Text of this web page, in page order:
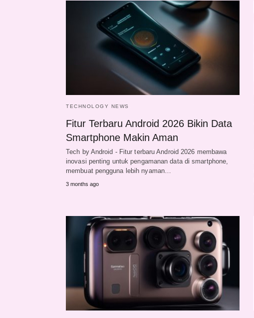
TECHNOLOGY NEWS
Fitur Terbaru Android 2026 Bikin Data
Smartphone Makin Aman
Tech by Android - Fitur terbaru Android 2026 membawa
inovasi penting untuk pengamanan data di smartphone,
membuat pengguna lebih nyaman…
3 months ago